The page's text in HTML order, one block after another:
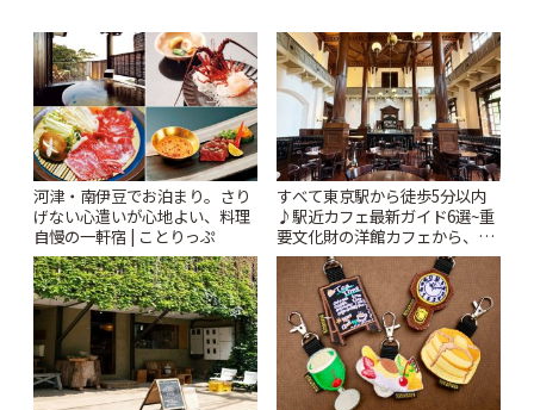
河津・南伊豆でお泊まり。さり
げない心遣いが心地よい、料理
自慢の一軒宿 | ことりっぷ
すべて東京駅から徒歩5分以内
♪駅近カフェ最新ガイド6選~重
要文化財の洋館カフェから、改
札すぐのレトロ喫茶まで~ | こと
りっぷ